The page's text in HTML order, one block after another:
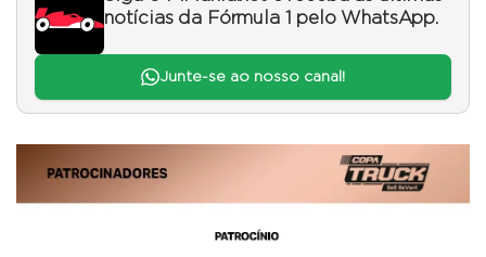
notícias da Fórmula 1 pelo WhatsApp.
Junte-se ao nosso canal!